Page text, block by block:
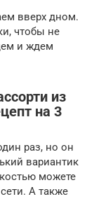
вверх дном.
чтобы не
и ждем
из
на 3
раз, но он
вариантик
можете
А также